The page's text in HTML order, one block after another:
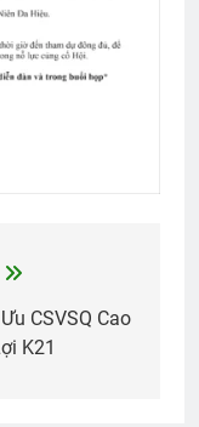
Vĩnh Nghi K5
CSVSQ Cao
K21